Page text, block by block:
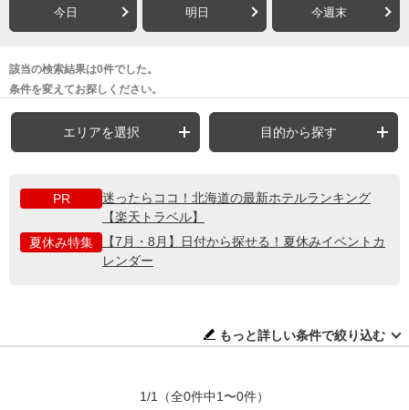
今日 明日 今週末
該当の検索結果は0件でした。
条件を変えてお探しください。
エリアを選択 目的から探す
PR
迷ったらココ！北海道の最新ホテルランキング
【楽天トラベル】
夏休み特集
【7月・8月】日付から探せる！夏休みイベントカ
レンダー
もっと詳しい条件で絞り込む
1/1 （全0件中1〜0件）